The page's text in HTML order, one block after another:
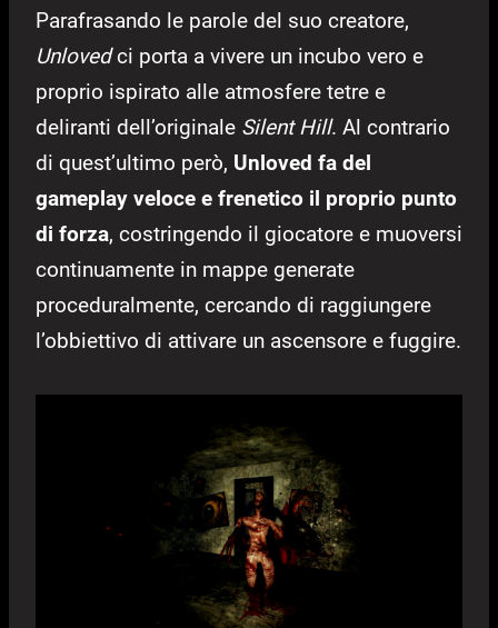
Parafrasando le parole del suo creatore,
Unlovedci porta a vivere un incubo vero e
proprio ispirato alle atmosfere tetre e
deliranti dell’originale Silent Hill. Al contrario
di quest’ultimo però, Unloved fa del
gameplay veloce e frenetico il proprio punto
di forza, costringendo il giocatore e muoversi
continuamente in mappe generate
proceduralmente, cercando di raggiungere
l’obbiettivo di attivare un ascensore e fuggire.